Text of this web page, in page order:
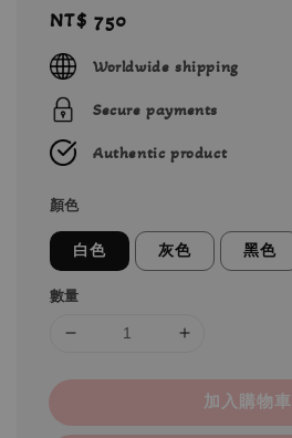
Regular
price
NT$ 750
Worldwide shipping
Secure payments
Authentic product
顏色
白色 灰色 黑色
數量
加入購物車